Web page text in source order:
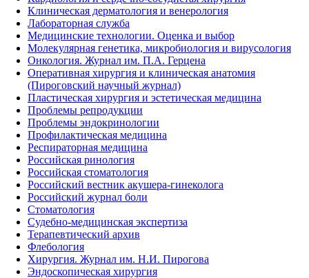
Клиническая дерматология и венерология
Лабораторная служба
Медицинские технологии. Оценка и выбор
Молекулярная генетика, микробиология и вирусология
Онкология. Журнал им. П.А. Герцена
Оперативная хирургия и клиническая анатомия
(Пироговский научный журнал)
Пластическая хирургия и эстетическая медицина
Проблемы репродукции
Проблемы эндокринологии
Профилактическая медицина
Респираторная медицина
Российская ринология
Российская стоматология
Российский вестник акушера-гинеколога
Российский журнал боли
Стоматология
Судебно-медицинская экспертиза
Терапевтический архив
Флебология
Хирургия. Журнал им. Н.И. Пирогова
Эндоскопическая хирургия